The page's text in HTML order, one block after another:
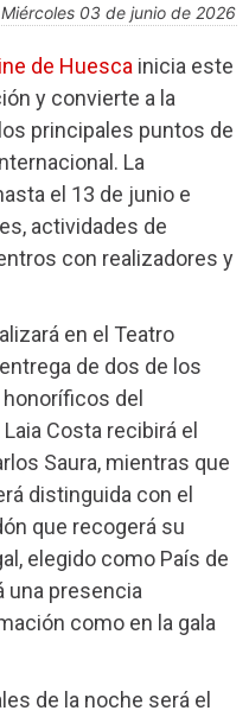
miércoles 03 de junio de 2026
de Huesca inicia este
y convierte a la
principales puntos de
La
el 13 de junio e
actividades de
con realizadores y
en el Teatro
de dos de los
del
Costa recibirá el
Saura, mientras que
distinguida con el
que recogerá su
elegido como País de
una presencia
como en la gala
de la noche será el